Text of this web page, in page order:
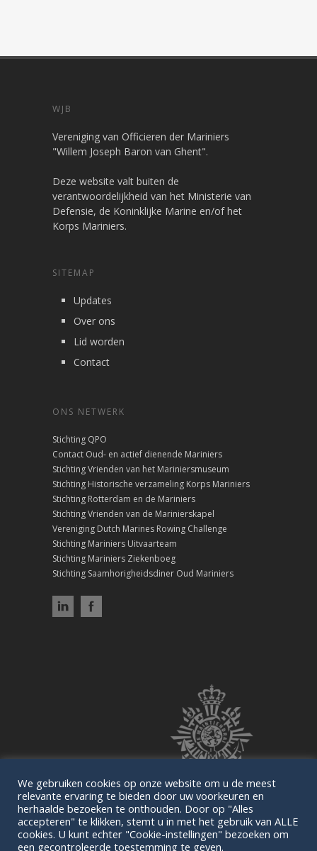
WJB
Vereniging van Officieren der Mariniers
"Willem Joseph Baron van Ghent".
Deze website valt buiten de
verantwoordelijkheid van het Ministerie van
Defensie, de Koninklijke Marine en/of het
Korps Mariniers.
SITEMAP
Updates
Over ons
Lid worden
Contact
ONS NETWERK
Stichting QPO
Contact Oud- en actief dienende Mariniers
Stichting Vrienden van het Mariniersmuseum
Stichting Historische verzameling Korps Mariniers
Stichting Rotterdam en de Mariniers
Stichting Vrienden van de Marinierskapel
Vereniging Dutch Marines Rowing Challenge
Stichting Mariniers Uitvaarteam
Stichting Mariniers Ziekenboeg
Stichting Saamhorigheidsdiner Oud Mariniers
We gebruiken cookies op onze website om u de meest
relevante ervaring te bieden door uw voorkeuren en
herhaalde bezoeken te onthouden. Door op "Alles
accepteren" te klikken, stemt u in met het gebruik van ALLE
cookies. U kunt echter "Cookie-instellingen" bezoeken om
een gecontroleerde toestemming te geven.